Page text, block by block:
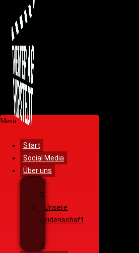
Menü
Start
Social Media
Über uns
Unsere
Geschichte
Unsere
Leidenschaft
Unsere
Ziele